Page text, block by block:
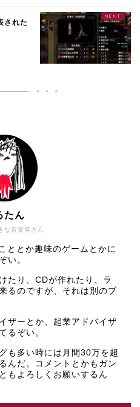
された
な音楽屋さん
たん
ととか趣味のゲームとかに
い。
たり、CDが作れたり、ラ
るのですが、それは別のブ
ザーとか、起業アドバイザ
るぞい。
も多い時には月間30万を超
んだ。コメントとかもガン
もよろしくお願いするん